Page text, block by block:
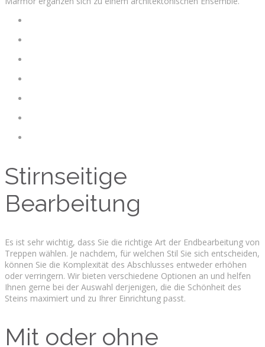
Stirnseitige
Bearbeitung
Es ist sehr wichtig, dass Sie die richtige Art der Endbearbeitung von
Treppen wählen. Je nachdem, für welchen Stil Sie sich entscheiden,
können Sie die Komplexität des Abschlusses entweder erhöhen
oder verringern. Wir bieten verschiedene Optionen an und helfen
Ihnen gerne bei der Auswahl derjenigen, die die Schönheit des
Steins maximiert und zu Ihrer Einrichtung passt.
Mit oder ohne